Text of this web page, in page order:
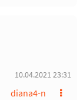
10.04.2021 23:31
diana4-n